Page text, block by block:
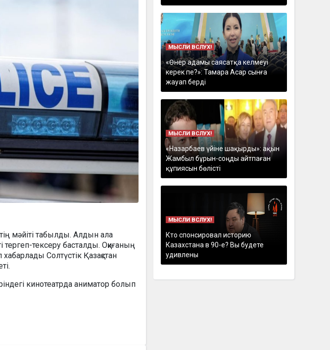
мәйіті табылды. Алдын ала
тергеп-тексеру басталды. Оқиғаның
Солтүстік Қазақстан
кинотеатрда аниматор болып
МЫСЛИ ВСЛУХ!
«Өнер адамы саясатқа келмеуі
керек пе?»: Тамара Асар сынға
жауап берді
МЫСЛИ ВСЛУХ!
«Назарбаев үйіне шақырды»: ақын
Жамбыл бұрын-соңды айтпаған
құпиясын бөлісті
МЫСЛИ ВСЛУХ!
Кто спонсировал историю
Казахстана в 90-е? Вы будете
удивлены